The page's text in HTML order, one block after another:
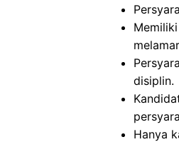
disiplin.
Hanya